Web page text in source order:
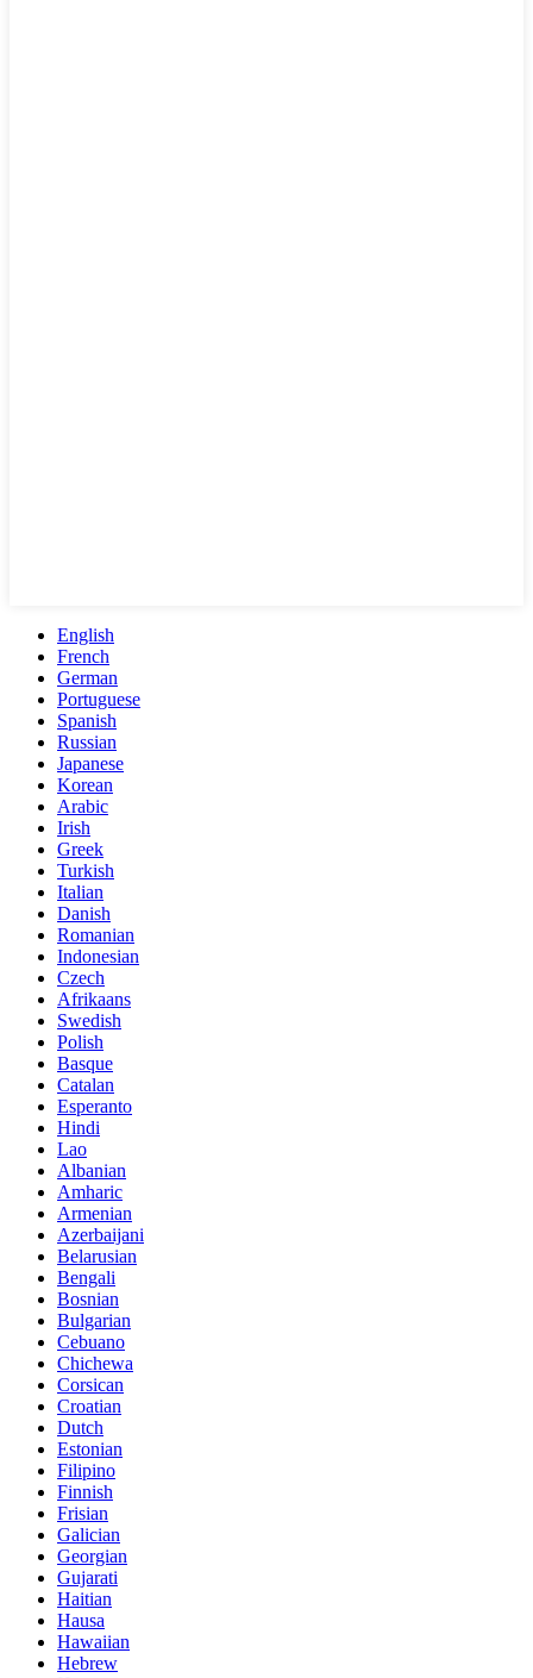
English
French
German
Portuguese
Spanish
Russian
Japanese
Korean
Arabic
Irish
Greek
Turkish
Italian
Danish
Romanian
Indonesian
Czech
Afrikaans
Swedish
Polish
Basque
Catalan
Esperanto
Hindi
Lao
Albanian
Amharic
Armenian
Azerbaijani
Belarusian
Bengali
Bosnian
Bulgarian
Cebuano
Chichewa
Corsican
Croatian
Dutch
Estonian
Filipino
Finnish
Frisian
Galician
Georgian
Gujarati
Haitian
Hausa
Hawaiian
Hebrew